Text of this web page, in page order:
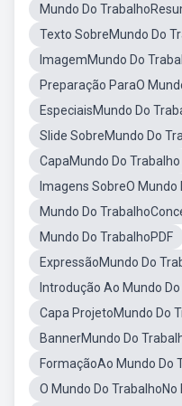
Mundo Do
Texto SobreMundo Do
ImagemMundo Do
Preparação ParaO
EspeciaisMundo Do
Slide SobreMundo Do
CapaMundo Do Trabalho
Imagens SobreO Mundo
Mundo Do
Mundo Do TrabalhoPDF
ExpressãoMundo Do
Introdução Ao Mundo
Capa ProjetoMundo Do
BannerMundo Do
FormaçãoAo Mundo Do
O Mundo Do TrabalhoNo